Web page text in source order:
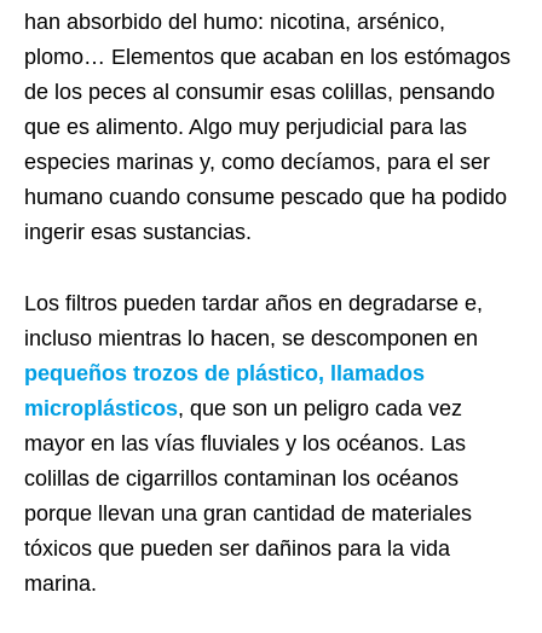
han absorbido del humo: nicotina, arsénico,
plomo… Elementos que acaban en los estómagos
de los peces al consumir esas colillas, pensando
que es alimento. Algo muy perjudicial para las
especies marinas y, como decíamos, para el ser
humano cuando consume pescado que ha podido
ingerir esas sustancias.
Los filtros pueden tardar años en degradarse e,
incluso mientras lo hacen, se descomponen en
pequeños trozos de plástico, llamados
microplásticos, que son un peligro cada vez
mayor en las vías fluviales y los océanos. Las
colillas de cigarrillos contaminan los océanos
porque llevan una gran cantidad de materiales
tóxicos que pueden ser dañinos para la vida
marina.